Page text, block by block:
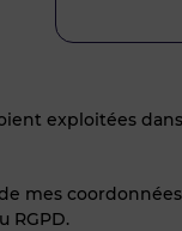
exploitées
mes
RGPD.